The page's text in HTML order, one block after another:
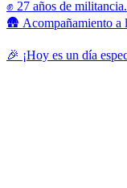
✊ 27 años de militancia.
🛖 Acompañamiento a
🎉 ¡Hoy es un día